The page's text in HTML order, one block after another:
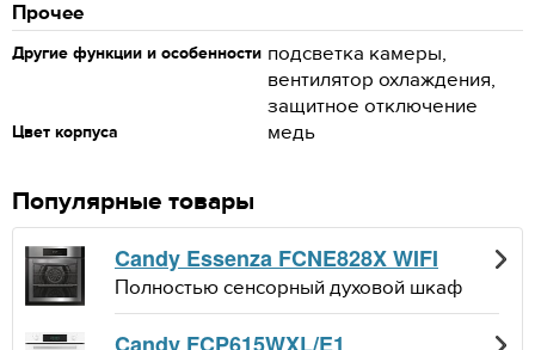
Прочее
Другие функции и особенности подсветка камеры,
вентилятор охлаждения,
защитное отключение
Цвет корпуса медь
Популярные товары
Candy Essenza FCNE828X WIFI
Полностью сенсорный духовой шкаф